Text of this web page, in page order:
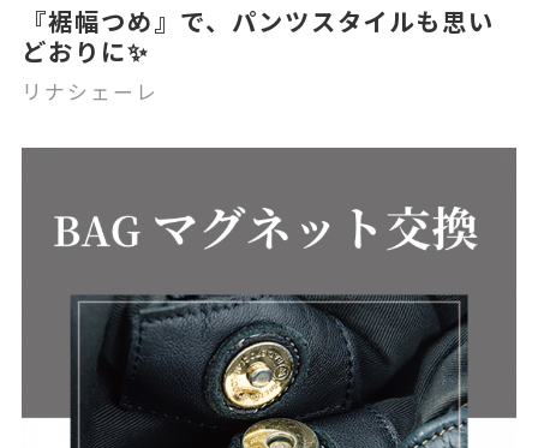
『裾幅つめ』で、パンツスタイルも思い
どおりに✨
リナシェーレ